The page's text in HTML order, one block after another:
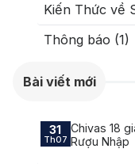
Kiến Thức về
Thông báo (1)
Bài viết mới
31
Th07
Chivas 18
Rượu Nhập